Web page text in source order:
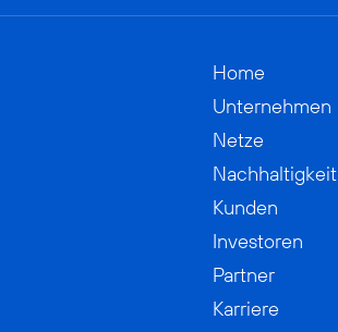
Home
Unternehmen
Netze
Nachhaltigkeit
Kunden
Investoren
Partner
Karriere